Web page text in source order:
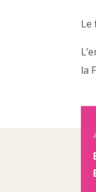
Le
la